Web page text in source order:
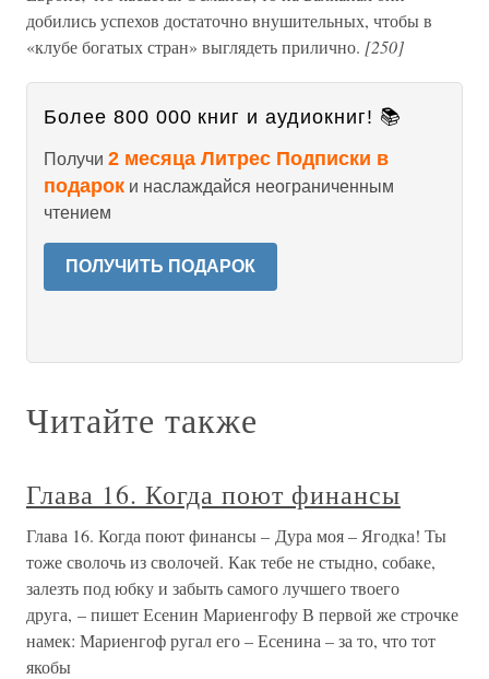
добились успехов достаточно внушительных, чтобы в
«клубе богатых стран» выглядеть прилично. [250]
Более 800 000 книг и аудиокниг! 📚
Получи 2 месяца Литрес Подписки в
подарок и наслаждайся неограниченным
чтением
ПОЛУЧИТЬ ПОДАРОК
Читайте также
Глава 16. Когда поют финансы
Глава 16. Когда поют финансы – Дура моя – Ягодка! Ты
тоже сволочь из сволочей. Как тебе не стыдно, собаке,
залезть под юбку и забыть самого лучшего твоего
друга, – пишет Есенин Мариенгофу В первой же строчке
намек: Мариенгоф ругал его – Есенина – за то, что тот
якобы